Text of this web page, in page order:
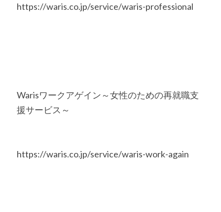
https://waris.co.jp/service/waris-professional
Warisワークアゲイン～女性のための再就職支
援サービス～
https://waris.co.jp/service/waris-work-again